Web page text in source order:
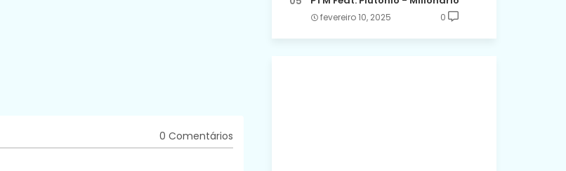
0 Comentários
fevereiro 10, 2025 0